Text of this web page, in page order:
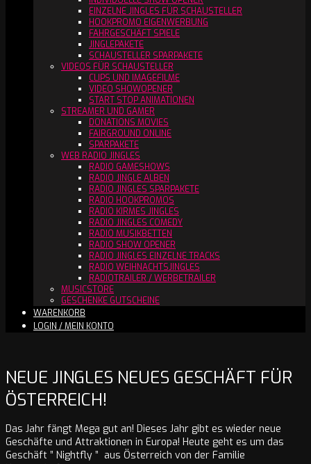
EINZELNE JINGLES FÜR SCHAUSTELLER
HOOKPROMO EIGENWERBUNG
FAHRGESCHÄFT SPIELE
JINGLEPAKETE
SCHAUSTELLER SPARPAKETE
VIDEOS FÜR SCHAUSTELLER
CLIPS UND IMAGEFILME
VIDEO SHOWOPENER
START STOP ANIMATIONEN
STREAMER UND GAMER
DONATIONS MOVIES
FAIRGROUND ONLINE
SPARPAKETE
WEB RADIO JINGLES
RADIO GAMESHOWS
RADIO JINGLE ALBEN
RADIO JINGLES SPARPAKETE
RADIO HOOKPROMOS
RADIO KIRMES JINGLES
RADIO JINGLES COMEDY
RADIO MUSIKBETTEN
RADIO SHOW OPENER
RADIO JINGLES EINZELNE TRACKS
RADIO WEIHNACHTSJINGLES
RADIOTRAILER / WERBETRAILER
MUSICSTORE
GESCHENKE GUTSCHEINE
WARENKORB
LOGIN / MEIN KONTO
NEUE JINGLES NEUES GESCHÄFT FÜR
ÖSTERREICH!
Das Jahr fängt Mega gut an! Dieses Jahr gibt es wieder neue
Geschäfte und Attraktionen in Europa! Heute geht es um das
Geschäft ” Nightfly ” aus Österreich von der Familie